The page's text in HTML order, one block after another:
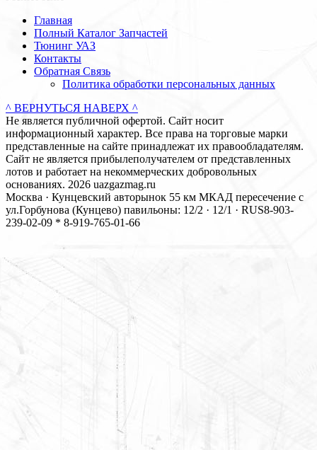
Главная
Полный Каталог Запчастей
Тюнинг УАЗ
Контакты
Обратная Связь
Политика обработки персональных данных
^ ВЕРНУТЬСЯ НАВЕРХ ^
Не является публичной офертой. Сайт носит
информационный характер. Все права на торговые марки
представленные на сайте принадлежат их правообладателям.
Сайт не является прибылеполучателем от представленных
лотов и работает на некоммерческих добровольных
основаниях. 2026 uazgazmag.ru
Москва · Кунцевский авторынок 55 км МКАД пересечение с
ул.Горбунова (Кунцево) павильоны: 12/2 · 12/1 · RUS8-903-
239-02-09 * 8-919-765-01-66
Мы открылись!